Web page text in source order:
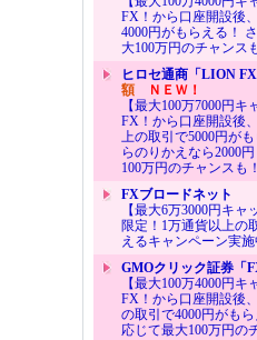
FX！から口座開設後
4000円がもらえる！
大100万円のチャンス
ヒロセ通商「LION FX
額ＮＥＷ！
【最大100万7000円
FX！から口座開設後
上の取引で5000円が
らのりかえなら2000
100万円のチャンスも！
FXブロードネット
【最大6万3000円キ
限定！1万通貨以上の
えるキャンペーン実施
GMOクリック証券「
【最大100万4000円
FX！から口座開設後
の取引で4000円がも
応じて最大100万円の